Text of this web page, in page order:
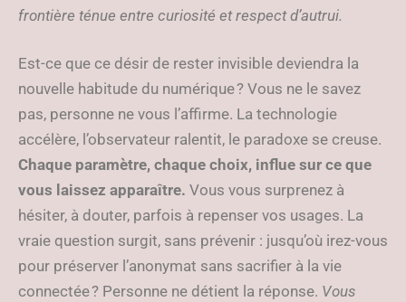
frontière ténue entre curiosité et respect d’autrui.
Est-ce que ce désir de rester invisible deviendra la
nouvelle habitude du numérique ? Vous ne le savez
pas, personne ne vous l’affirme. La technologie
accélère, l’observateur ralentit, le paradoxe se creuse.
Chaque paramètre, chaque choix, influe sur ce que
vous laissez apparaître. Vous vous surprenez à
hésiter, à douter, parfois à repenser vos usages. La
vraie question surgit, sans prévenir : jusqu’où irez-vous
pour préserver l’anonymat sans sacrifier à la vie
connectée ? Personne ne détient la réponse. Vous